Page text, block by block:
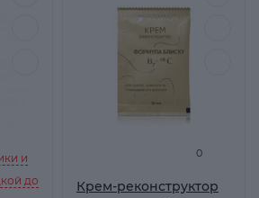
и
до
0
Крем-реконструктор